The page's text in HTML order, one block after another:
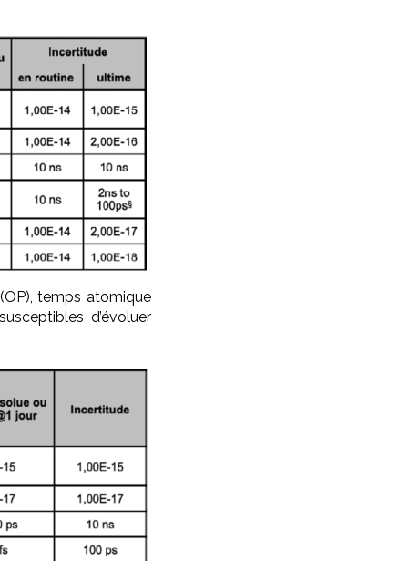
temps atomique
d’évoluer